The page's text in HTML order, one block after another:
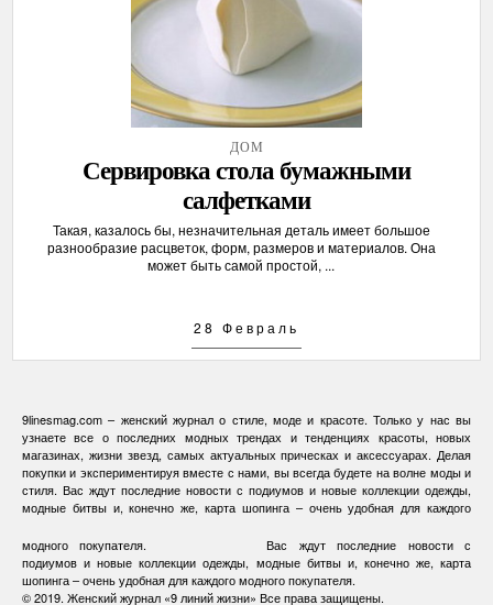
ДОМ
Сервировка стола бумажными
салфетками
Такая, казалось бы, незначительная деталь имеет большое
разнообразие расцветок, форм, размеров и материалов. Она
может быть самой простой, ...
28 Февраль
9linesmag.com – женский журнал о стиле, моде и красоте. Только у нас вы
узнаете все о последних модных трендах и тенденциях красоты, новых
магазинах, жизни звезд, самых актуальных прическах и аксессуарах. Делая
покупки и экспериментируя вместе с нами, вы всегда будете на волне моды и
стиля. Вас ждут последние новости с подиумов и новые коллекции одежды,
модные битвы и, конечно же, карта шопинга – очень удобная для каждого
модного покупателя.
Вас ждут последние новости с
подиумов и новые коллекции одежды, модные битвы и, конечно же, карта
шопинга – очень удобная для каждого модного покупателя.
© 2019. Женский журнал «9 линий жизни» Все права защищены.